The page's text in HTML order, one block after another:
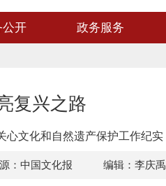
公开 政务服务
复兴之路
文化和自然遗产保护工作纪实
：中国文化报 编辑：李庆禹